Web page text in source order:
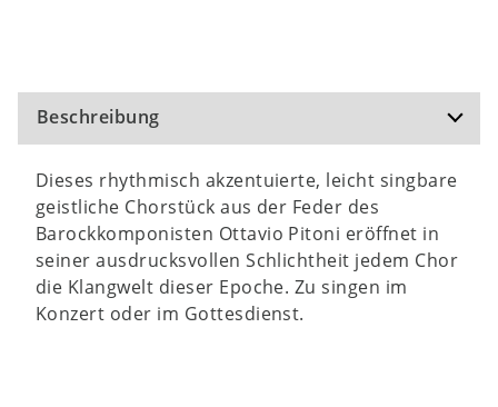
Beschreibung
Dieses rhythmisch akzentuierte, leicht singbare
geistliche Chorstück aus der Feder des
Barockkomponisten Ottavio Pitoni eröffnet in
seiner ausdrucksvollen Schlichtheit jedem Chor
die Klangwelt dieser Epoche. Zu singen im
Konzert oder im Gottesdienst.